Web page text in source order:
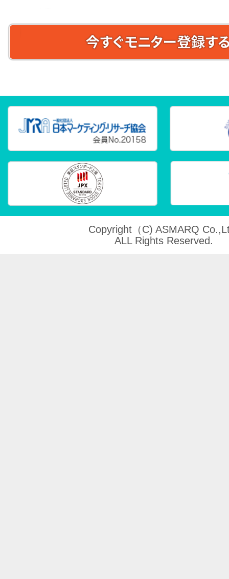
Copyright（C) ASMARQ
ALL Rights Reserved.